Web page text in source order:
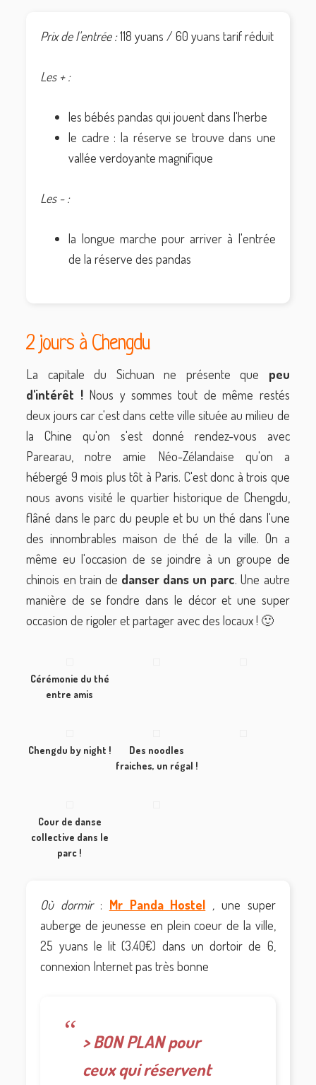
Prix de l'entrée :118 yuans / 60 yuans tarif réduit
Les + :
les bébés pandas qui jouent dans l'herbe
le cadre : la réserve se trouve dans une
vallée verdoyante magnifique
Les - :
la longue marche pour arriver à l'entrée
de la réserve des pandas
2 jours à Chengdu
La capitale du Sichuan ne présente que peu
d'intérêt !Nous y sommes tout de même restés
deux jours car c'est dans cette ville située au milieu de
la Chine qu'on s'est donné rendez-vous avec
Parearau, notre amie Néo-Zélandaise qu'on a
hébergé 9 mois plus tôt à Paris. C'est donc à trois que
nous avons visité le quartier historique de Chengdu,
flâné dans le parc du peuple et bu un thé dans l'une
des innombrables maison de thé de la ville. On a
même eu l'occasion de se joindre à un groupe de
chinois en train de danser dans un parc. Une autre
manière de se fondre dans le décor et une super
occasion de rigoler et partager avec des locaux ! 🙂
Cérémonie du thé
entre amis
Chengdu by night !
Des noodles
fraiches, un régal !
Cour de danse
collective dans le
parc !
Où dormir: Mr Panda Hostel , une super
auberge de jeunesse en plein coeur de la ville,
25 yuans le lit (3.40€) dans un dortoir de 6,
connexion Internet pas très bonne
> BON PLAN pour
ceux qui réservent